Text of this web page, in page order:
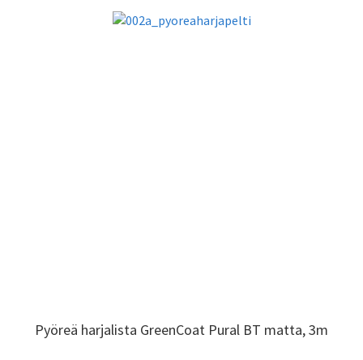
Pyöreä harjalista GreenCoat Pural BT matta, 3m
Pyöreä harjalista GreenCoat Pural BT matta, 3m